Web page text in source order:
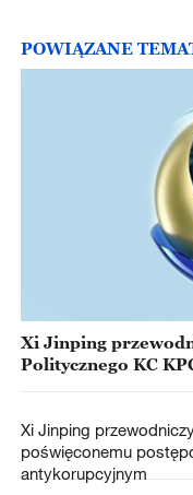
POWIĄZANE
Xi Jinping
Politycznego
Xi Jinping
poświęconemu
antykorupcyjnym